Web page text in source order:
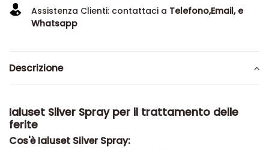
Assistenza Clienti: contattaci a Telefono,Email, e
Whatsapp
Descrizione
Ialuset Silver Spray per il trattamento delle
ferite
Cos'è Ialuset Silver Spray: